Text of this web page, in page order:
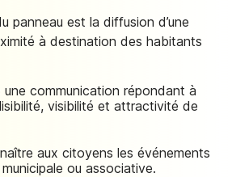
panneau est la diffusion d’une
à destination des habitants
communication répondant à
visibilité et attractivité de
aux citoyens les événements
ou associative.